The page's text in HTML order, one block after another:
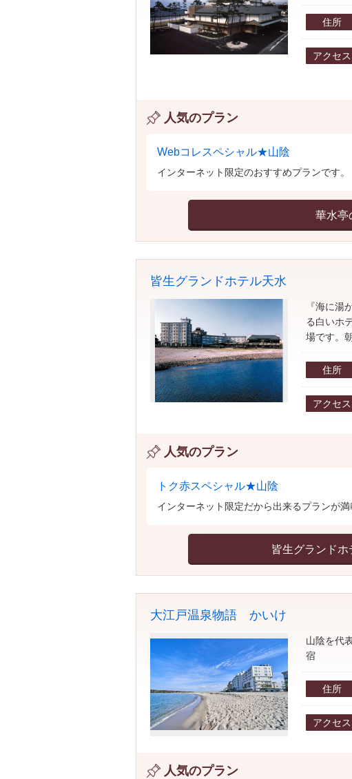
住所
アクセス
人気のプラン
Webコレスペシャル★山陰
インターネット限定のおすすめプランです。
華水亭
皆生グランドホテル天水
『海に湯
る白いホ
場です。
住所
アクセス
人気のプラン
トク赤スペシャル★山陰
インターネット限定だから出来るプランが満
皆生グランド
大江戸温泉物語 かいけ
山陰を代
宿
住所
アクセス
人気のプラン